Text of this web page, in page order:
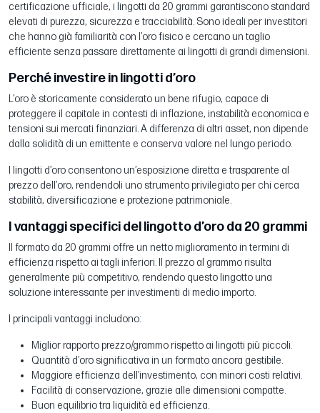
certificazione ufficiale, i lingotti da 20 grammi garantiscono standard
elevati di purezza, sicurezza e tracciabilità. Sono ideali per investitori
che hanno già familiarità con l’oro fisico e cercano un taglio
efficiente senza passare direttamente ai lingotti di grandi dimensioni.
Perché investire in lingotti d’oro
L’oro è storicamente considerato un bene rifugio, capace di
proteggere il capitale in contesti di inflazione, instabilità economica e
tensioni sui mercati finanziari. A differenza di altri asset, non dipende
dalla solidità di un emittente e conserva valore nel lungo periodo.
I lingotti d’oro consentono un’esposizione diretta e trasparente al
prezzo dell’oro, rendendoli uno strumento privilegiato per chi cerca
stabilità, diversificazione e protezione patrimoniale.
I vantaggi specifici del lingotto d’oro da 20 grammi
Il formato da 20 grammi offre un netto miglioramento in termini di
efficienza rispetto ai tagli inferiori. Il prezzo al grammo risulta
generalmente più competitivo, rendendo questo lingotto una
soluzione interessante per investimenti di medio importo.
I principali vantaggi includono:
Miglior rapporto prezzo/grammo rispetto ai lingotti più piccoli.
Quantità d’oro significativa in un formato ancora gestibile.
Maggiore efficienza dell’investimento, con minori costi relativi.
Facilità di conservazione, grazie alle dimensioni compatte.
Buon equilibrio tra liquidità ed efficienza.